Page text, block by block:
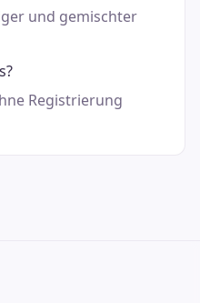
und gemischter
Registrierung